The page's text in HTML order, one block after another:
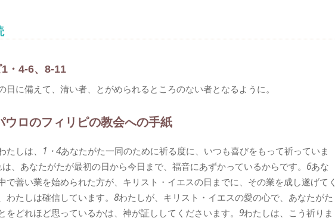
・4-6、8-11
日に備えて、清い者、とがめられるところのない者となるように。
ウロのフィリピの教会への手紙
たしは、 1・4あなたがた一同のために祈る度に、いつも喜びをもって祈っていま
は、あなたがたが最初の日から今日まで、福音にあずかっているからです。 6あな
で善い業を始められた方が、キリスト・イエスの日までに、その業を成し遂げてく
わたしは確信しています。 8わたしが、キリスト・イエスの愛の心で、あなたがた
をどれほど思っているかは、神が証ししてくださいます。 9わたしは、こう祈りま